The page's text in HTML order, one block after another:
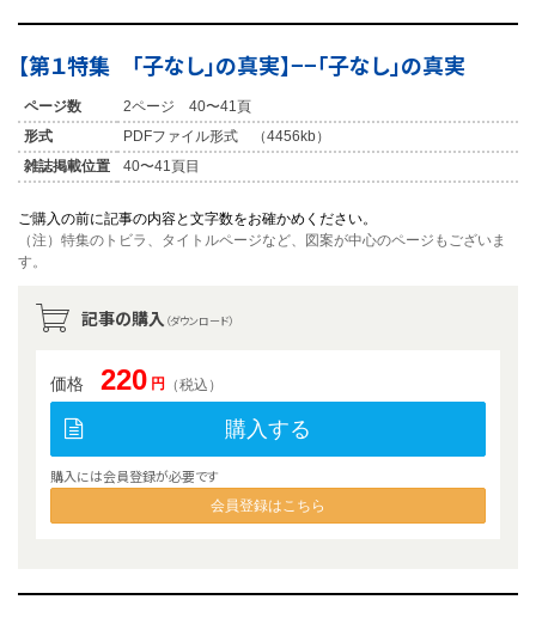
【第１特集 「子なし」の真実】−−「子なし」の真実
ページ数
2ページ 40〜41頁
形式
PDFファイル形式 （4456kb）
雑誌掲載位置
40〜41頁目
ご購入の前に記事の内容と文字数をお確かめください。
（注）特集のトビラ、タイトルページなど、図案が中心のページもございま
す。
記事の購入 （ダウンロード）
価格 220 円 （税込）
購入する
購入には会員登録が必要です
会員登録はこちら